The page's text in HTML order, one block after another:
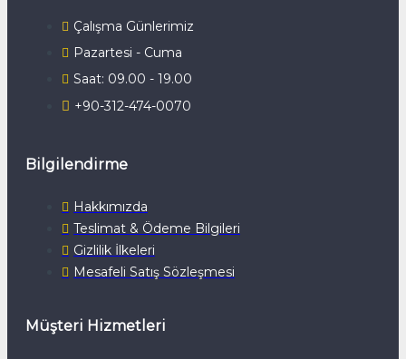
Çalışma Günlerimiz
Pazartesi - Cuma
Saat: 09.00 - 19.00
+90-312-474-0070
Bilgilendirme
Hakkımızda
Teslimat & Ödeme Bilgileri
Gizlilik İlkeleri
Mesafeli Satış Sözleşmesi
Müşteri Hizmetleri